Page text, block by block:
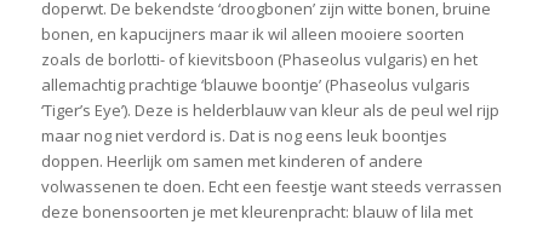
doperwt. De bekendste ‘droogbonen’ zijn witte bonen, bruine
bonen, en kapucijners maar ik wil alleen mooiere soorten
zoals de borlotti- of kievitsboon (Phaseolus vulgaris) en het
allemachtig prachtige ‘blauwe boontje’ (Phaseolus vulgaris
‘Tiger’s Eye’). Deze is helderblauw van kleur als de peul wel rijp
maar nog niet verdord is. Dat is nog eens leuk boontjes
doppen. Heerlijk om samen met kinderen of andere
volwassenen te doen. Echt een feestje want steeds verrassen
deze bonensoorten je met kleurenpracht: blauw of lila met